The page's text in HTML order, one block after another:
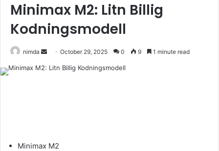
Minimax M2: Litn Billig
Kodningsmodell
nimda
SendOctober 29, 2025 0 9 1 minute read
Minimax M2